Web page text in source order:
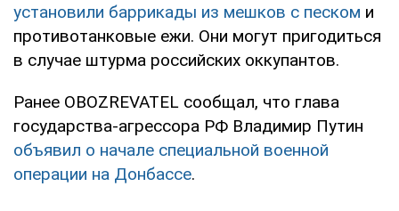
установили баррикады из мешков с песком и
противотанковые ежи. Они могут пригодиться
в случае штурма российских оккупантов.
Ранее OBOZREVATEL сообщал, что глава
государства-агрессора РФ Владимир Путин
объявил о начале специальной военной
операции на Донбассе.